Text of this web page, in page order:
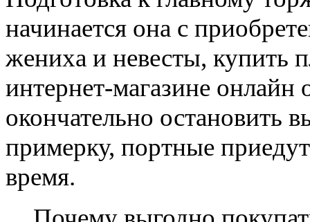
начинается она с
жениха и невесты, купить
интернет-магазине онлайн
окончательно остановить
примерку, портные
время.